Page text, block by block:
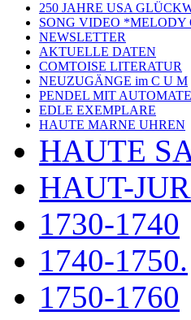
250 JAHRE USA
SONG VIDEO *MELODY
NEWSLETTER
AKTUELLE DATEN
COMTOISE LITERATUR
NEUZUGÄNGE im C U M
PENDEL MIT
EDLE EXEMPLARE
HAUTE MARNE UHREN
HAUTE
HAUT-
1730-1740
1740-1750.
1750-1760